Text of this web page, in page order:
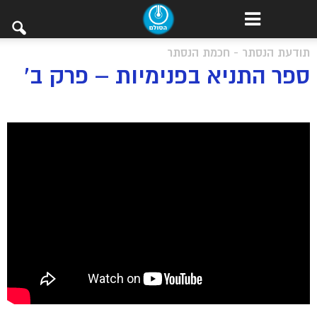
תודעת הנסתר - חכמת הנסתר
ספר התניא בפנימיות – פרק ב’